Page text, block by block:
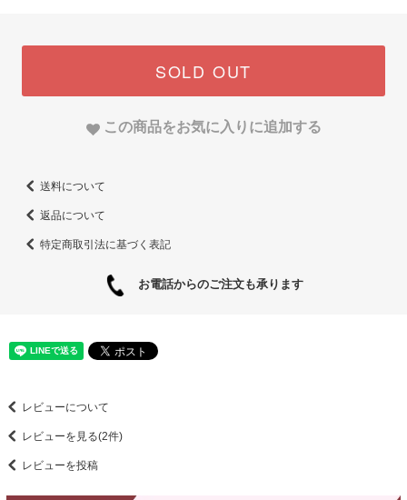
SOLD OUT
この商品をお気に入りに追加する
送料について
返品について
特定商取引法に基づく表記
お電話からのご注文も承ります
レビューについて
レビューを見る(2件)
レビューを投稿